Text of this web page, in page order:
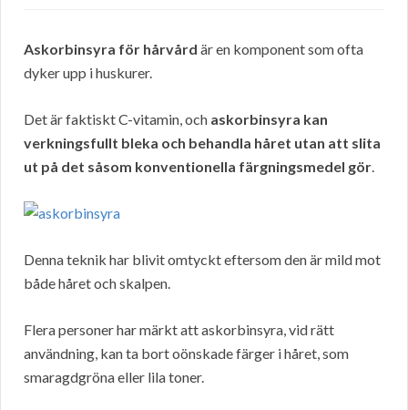
Askorbinsyra för hårvård är en komponent som ofta
dyker upp i huskurer.
Det är faktiskt C-vitamin, och askorbinsyra kan
verkningsfullt bleka och behandla håret utan att slita
ut på det såsom konventionella färgningsmedel gör.
Denna teknik har blivit omtyckt eftersom den är mild mot
både håret och skalpen.
Flera personer har märkt att askorbinsyra, vid rätt
användning, kan ta bort oönskade färger i håret, som
smaragdgröna eller lila toner.